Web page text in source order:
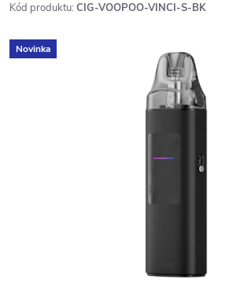
Kód produktu: CIG-VOOPOO-VINCI-S-BK
Novinka